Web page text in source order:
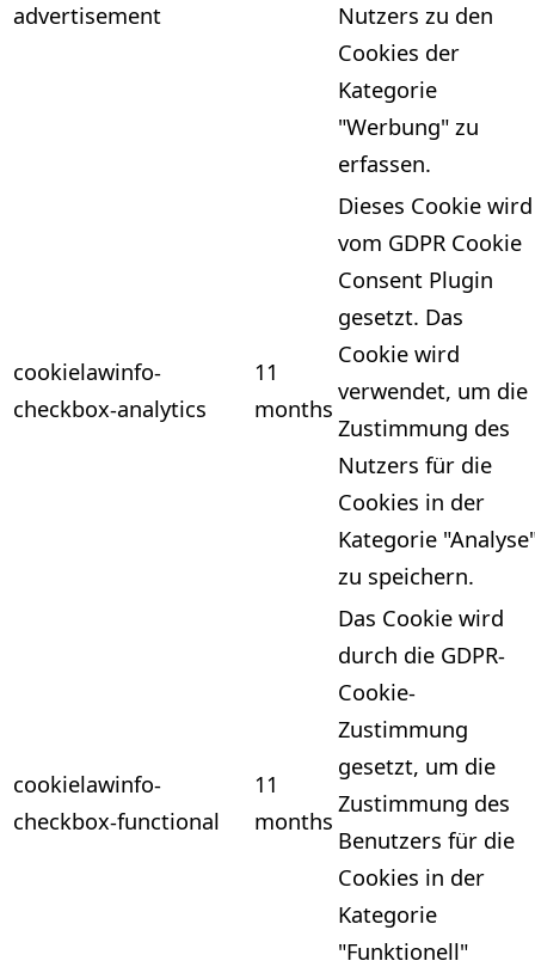
advertisement
Nutzers zu den
Cookies der
Kategorie
"Werbung" zu
erfassen.
cookielawinfo-
checkbox-analytics
11
months
Dieses Cookie wird
vom GDPR Cookie
Consent Plugin
gesetzt. Das
Cookie wird
verwendet, um die
Zustimmung des
Nutzers für die
Cookies in der
Kategorie
zu speichern.
cookielawinfo-
checkbox-functional
11
months
Das Cookie wird
durch die GDPR-
Cookie-
Zustimmung
gesetzt, um die
Zustimmung des
Benutzers für die
Cookies in der
Kategorie
"Funktionell"